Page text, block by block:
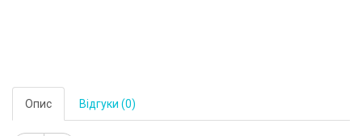
Опис Відгуки (0)